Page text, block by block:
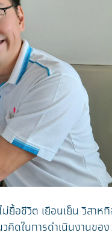
ยื้อชีวิต เยือนเย็น วิส
ดในการดำเนินงานข